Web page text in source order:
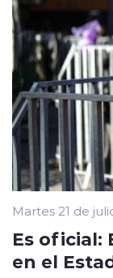
Martes 21 de
Es oficial:
en el